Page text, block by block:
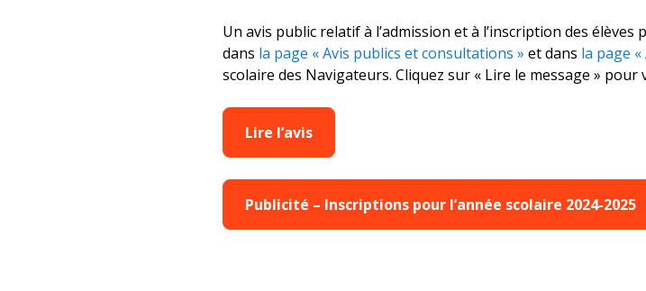
Un avis public relatif à l’admission et à l’inscription des élèves
dans la page « Avis publics et consultations » et dans la page
scolaire des Navigateurs. Cliquez sur « Lire le message » pour
Lire l’avis
Publicité – Inscriptions pour l’année scolaire 2024-2025